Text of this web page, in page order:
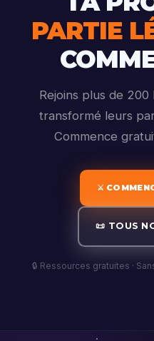
PARTIE
Rejoins plus de
transformé leurs
Commence
⚔️
📜 TOUS
🔒 Ressources gratuites ·